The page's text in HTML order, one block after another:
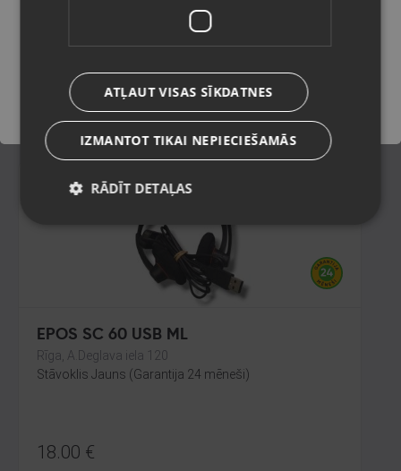
Stāvoklis Mazlietots (Garantija 12 mēneši)
30.00€
EPOS SC 60 USB ML
Rīga, A.Deglava iela 120
Stāvoklis Jauns (Garantija 24 mēneši)
18.00 €
Saglabāt
ATĻAUT VISAS SĪKDATNES
IZMANTOT TIKAI NEPIECIEŠAMĀS
RĀDĪT DETAĻAS